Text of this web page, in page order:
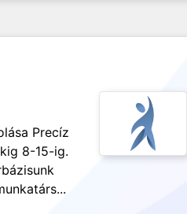
Precíz
8-15-ig.